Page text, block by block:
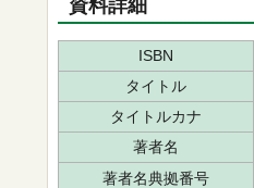
資料詳細
ISBN
タイトル
タイトルカナ
著者名
著者名典拠番号